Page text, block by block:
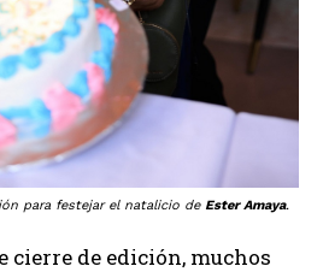
para festejar el natalicio de Ester Amaya.
cierre de edición, muchos